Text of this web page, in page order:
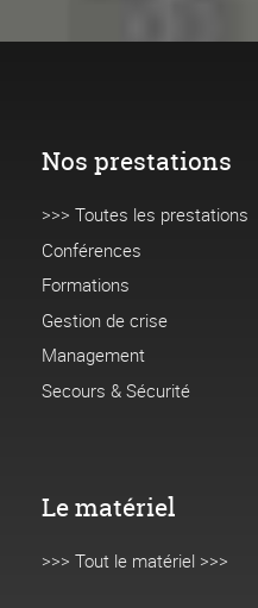
Nos prestations
>>> Toutes les prestations
Conférences
Formations
Gestion de crise
Management
Secours & Sécurité
Le matériel
>>> Tout le matériel >>>